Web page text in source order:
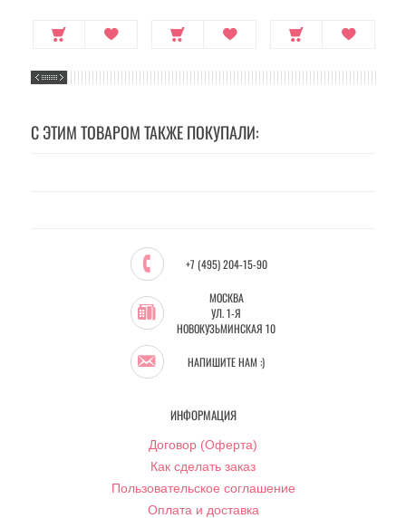
С ЭТИМ ТОВАРОМ ТАКЖЕ ПОКУПАЛИ:
+7 (495) 204-15-90
МОСКВА
УЛ. 1-Я
НОВОКУЗЬМИНСКАЯ 10
НАПИШИТЕ НАМ :)
ИНФОРМАЦИЯ
Договор (Оферта)
Как сделать заказ
Пользовательское соглашение
Оплата и доставка